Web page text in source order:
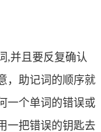
,并且要反复确认
，助记词的顺序就
一个单词的错误或
一把错误的钥匙去